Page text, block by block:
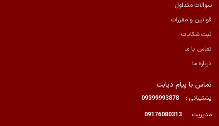
سوالات متداول
قوانین و مقررات
ثبت شکایات
تماس با ما
درباره ما
تماس با پیام دیابت
پشتیبانی :
09399993878
مدیریت :
09176080313